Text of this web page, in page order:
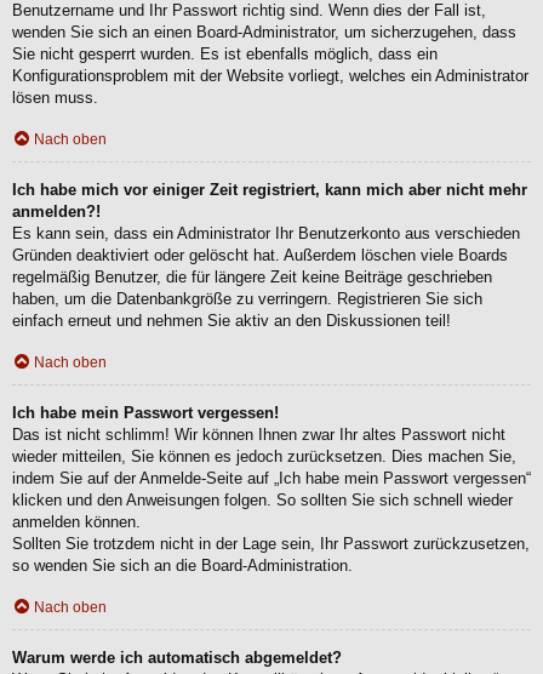
Benutzername und Ihr Passwort richtig sind. Wenn dies der Fall ist,
wenden Sie sich an einen Board-Administrator, um sicherzugehen, dass
Sie nicht gesperrt wurden. Es ist ebenfalls möglich, dass ein
Konfigurationsproblem mit der Website vorliegt, welches ein Administrator
lösen muss.
Nach oben
Ich habe mich vor einiger Zeit registriert, kann mich aber nicht mehr
anmelden?!
Es kann sein, dass ein Administrator Ihr Benutzerkonto aus verschieden
Gründen deaktiviert oder gelöscht hat. Außerdem löschen viele Boards
regelmäßig Benutzer, die für längere Zeit keine Beiträge geschrieben
haben, um die Datenbankgröße zu verringern. Registrieren Sie sich
einfach erneut und nehmen Sie aktiv an den Diskussionen teil!
Nach oben
Ich habe mein Passwort vergessen!
Das ist nicht schlimm! Wir können Ihnen zwar Ihr altes Passwort nicht
wieder mitteilen, Sie können es jedoch zurücksetzen. Dies machen Sie,
indem Sie auf der Anmelde-Seite auf „Ich habe mein Passwort vergessen“
klicken und den Anweisungen folgen. So sollten Sie sich schnell wieder
anmelden können.
Sollten Sie trotzdem nicht in der Lage sein, Ihr Passwort zurückzusetzen,
so wenden Sie sich an die Board-Administration.
Nach oben
Warum werde ich automatisch abgemeldet?